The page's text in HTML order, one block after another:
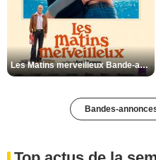
Les Matins merveilleux Bande-annonce VF
Bandes-